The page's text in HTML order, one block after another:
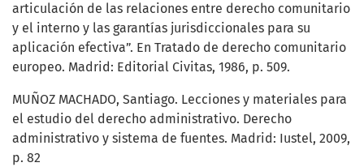
articulación de las relaciones entre derecho comunitario
y el interno y las garantías jurisdiccionales para su
aplicación efectiva”. En Tratado de derecho comunitario
europeo. Madrid: Editorial Civitas, 1986, p. 509.
MUÑOZ MACHADO, Santiago. Lecciones y materiales para
el estudio del derecho administrativo. Derecho
administrativo y sistema de fuentes. Madrid: Iustel, 2009,
p. 82